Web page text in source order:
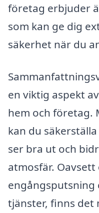
företag erbjuder
som kan ge dig
säkerhet när du
en viktig aspekt
hem och företag.
kan du
ser bra ut och
atmosfär.
engångsputsning
tjänster, finns det